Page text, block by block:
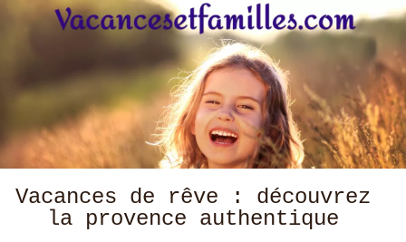
Vacances de rêve : découvrez
la provence authentique